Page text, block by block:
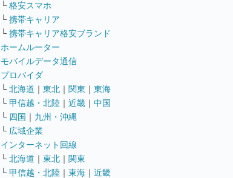
└ 格安スマホ
└ 携帯キャリア
└ 携帯キャリア格安ブランド
ホームルーター
モバイルデータ通信
プロバイダ
└ 北海道 ｜ 東北 ｜ 関東 ｜ 東海
└ 甲信越・北陸 ｜ 近畿 ｜ 中国
└ 四国 ｜ 九州・沖縄
└ 広域企業
インターネット回線
└ 北海道 ｜ 東北 ｜ 関東
└ 甲信越・北陸 ｜ 東海 ｜ 近畿